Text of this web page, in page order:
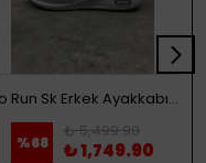
Go Run Sk Erkek Ayakkabı - Siyah
%68
₺ 5,499.90
₺ 1,749.90